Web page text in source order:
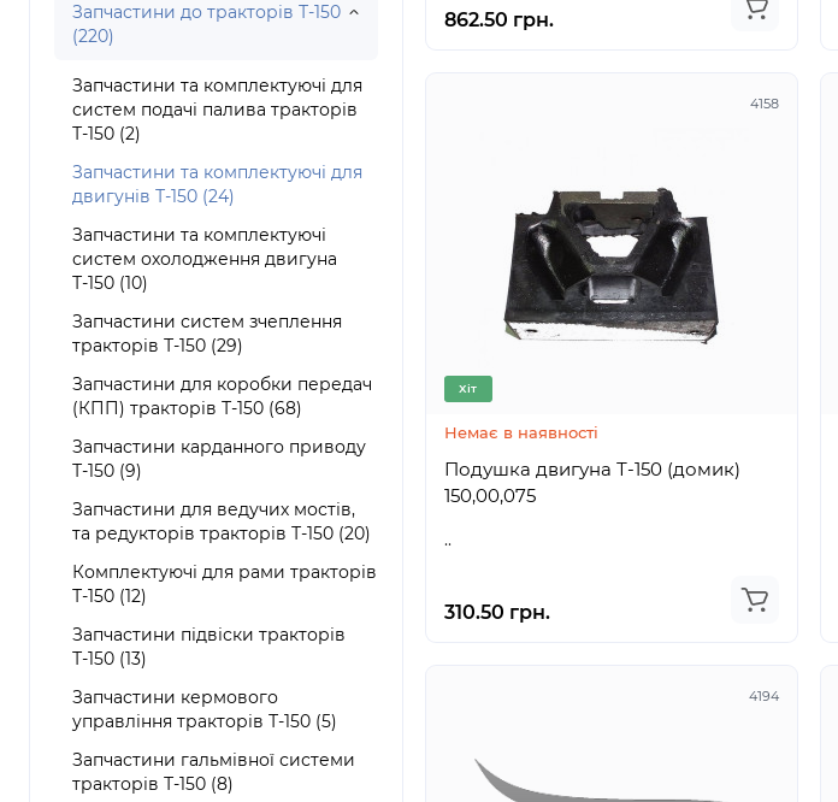
Запчастини до тракторів Т-150
(220)
Запчастини та комплектуючі для
систем подачі палива тракторів
Т-150 (2)
Запчастини та комплектуючі для
двигунів Т-150 (24)
Запчастини та комплектуючі
систем охолодження двигуна
Т-150 (10)
Запчастини систем зчеплення
тракторів Т-150 (29)
Запчастини для коробки передач
(КПП) тракторів Т-150 (68)
Запчастини карданного приводу
Т-150 (9)
Запчастини для ведучих мостів,
та редукторів тракторів Т-150 (20)
Комплектуючі для рами тракторів
Т-150 (12)
Запчастини підвіски тракторів
Т-150 (13)
Запчастини кермового
управління тракторів Т-150 (5)
Запчастини гальмівної системи
тракторів Т-150 (8)
862.50 грн.
4158
Хіт
Немає в наявності
Подушка двигуна Т-150 (домик)
150,00,075
..
310.50 грн.
4194